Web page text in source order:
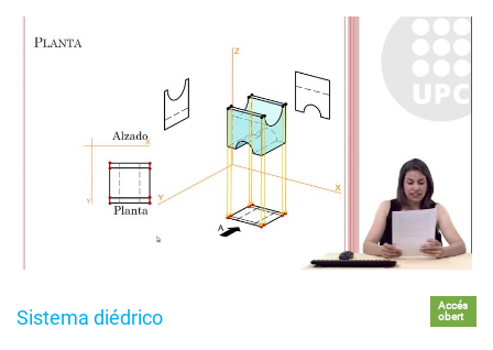
Sistema diédrico
Accés
obert